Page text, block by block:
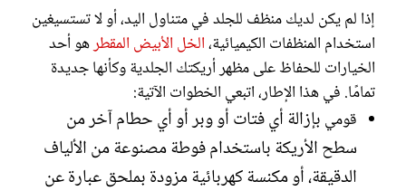
إذا لم يكن لديك منظف للجلد في متناول اليد، أو لا تستسيغين
استخدام المنظفات الكيميائية،الخل الأبيض المقطرهو أحد
الخيارات للحفاظ على مظهر أريكتك الجلدية وكأنها جديدة
تمامًا. في هذا الإطار، اتبعي الخطوات الآتية:
قومي بإزالة أي فتات أو وبر أو أي حطام آخر من
سطح الأريكة باستخدام فوطة مصنوعة من الألياف
الدقيقة، أو مكنسة كهربائية مزودة بملحق عبارة عن